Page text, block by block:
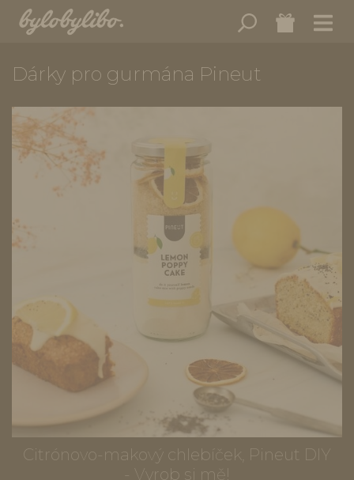
Dárky pro gurmána Pineut
Citrónovo-makový chlebíček, Pineut DIY
- Vyrob si mě!